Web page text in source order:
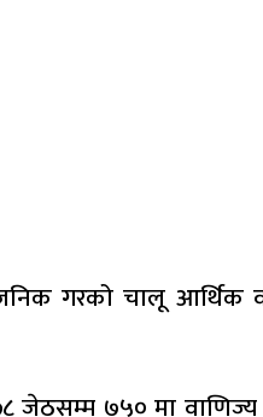
गरको चालू आर्थिक
७५० मा